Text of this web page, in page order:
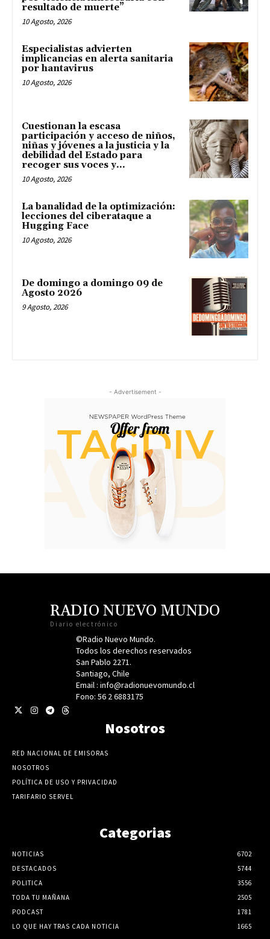
resultado de muerte”
10 Agosto, 2026
Especialistas advierten
implicancias en alerta sanitaria
por hantavirus
10 Agosto, 2026
Cuestionan la escasa
participación y acceso de niños,
niñas y jóvenes a la justicia y la
debilidad del Estado para
recoger sus voces y...
10 Agosto, 2026
La banalidad de la optimización:
lecciones del ciberataque a
Hugging Face
10 Agosto, 2026
De domingo a domingo 09 de
Agosto 2026
9 Agosto, 2026
- Advertisement -
RADIO NUEVO MUNDO
Diario electrónico
©Radio Nuevo Mundo.
Todos los derechos reservados
San Pablo 2271.
Santiago, Chile
Email : info@radionuevomundo.cl
Fono: 56 2 6883175
Nosotros
RED NACIONAL DE EMISORAS
NOSOTROS
POLÍTICA DE USO Y PRIVACIDAD
TARIFARIO SERVEL
Categorias
NOTICIAS
6702
DESTACADOS
5744
POLITICA
3556
TODA TU MAÑANA
2505
PODCAST
1781
LO QUE HAY TRAS CADA NOTICIA
1665